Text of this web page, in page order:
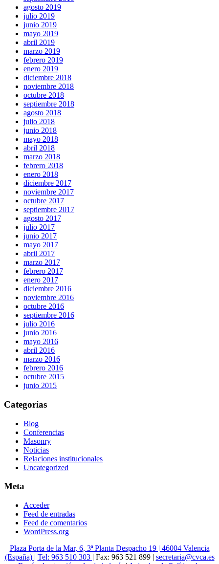
agosto 2019
julio 2019
junio 2019
mayo 2019
abril 2019
marzo 2019
febrero 2019
enero 2019
diciembre 2018
noviembre 2018
octubre 2018
septiembre 2018
agosto 2018
julio 2018
junio 2018
mayo 2018
abril 2018
marzo 2018
febrero 2018
enero 2018
diciembre 2017
noviembre 2017
octubre 2017
septiembre 2017
agosto 2017
julio 2017
junio 2017
mayo 2017
abril 2017
marzo 2017
febrero 2017
enero 2017
diciembre 2016
noviembre 2016
octubre 2016
septiembre 2016
julio 2016
junio 2016
mayo 2016
abril 2016
marzo 2016
febrero 2016
octubre 2015
junio 2015
Categorías
Blog
Conferencias
Masonry
Noticias
Relaciones institucionales
Uncategorized
Meta
Acceder
Feed de entradas
Feed de comentarios
WordPress.org
Plaza Porta de la Mar, 6, 3ª Planta Despacho 19 | 46004 Valencia
(España) | Tel: 963 510 303 | Fax: 963 521 899 | secretaria@cvca.es